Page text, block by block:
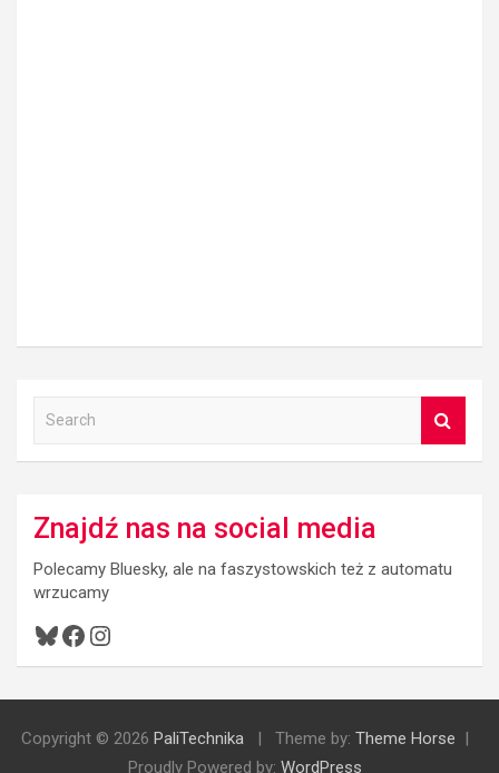
h
Znajdź nas na social media
Polecamy Bluesky, ale na faszystowskich też z automatu
wrzucamy
Bluesky
Facebook
Instagram
Copyright © 2026 PaliTechnika Theme by: Theme Horse
Proudly Powered by: WordPress